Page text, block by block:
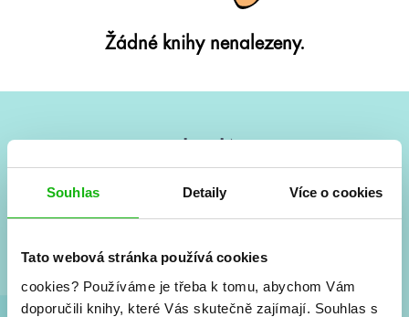
Souhlas Detaily Více o cookies
Tato webová stránka používá cookies
cookies? Používáme je třeba k tomu, abychom Vám
doporučili knihy, které Vás skutečně zajímají. Souhlas s
Žádné knihy nenalezeny.
Vše kolem #youngadult každý měsíc rovnou do mailu!
a seriálové adaptace a další.